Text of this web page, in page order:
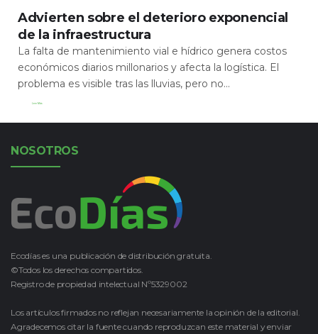
Advierten sobre el deterioro exponencial
de la infraestructura
La falta de mantenimiento vial e hídrico genera costos
económicos diarios millonarios y afecta la logística. El
problema es visible tras las lluvias, pero no...
Leer Más
NOSOTROS
Ecodías es una publicación de distribución gratuita.
©Todos los derechos compartidos.
Registro de propiedad intelectual Nº5329002
Los artículos firmados no reflejan necesariamente la opinión de la editorial.
Agradecemos citar la fuente cuando reproduzcan este material y enviar